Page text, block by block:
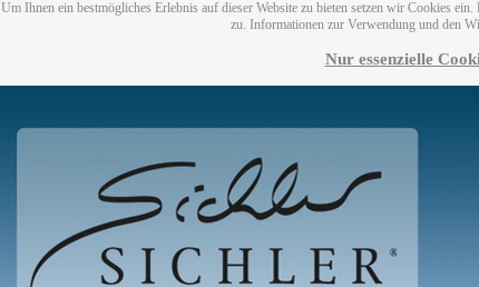
Um Ihnen ein bestmögliches Erlebnis auf dieser Website zu bieten setzen wir Cookies
zu. Informationen zur Verwendung und den
Nur essenzielle